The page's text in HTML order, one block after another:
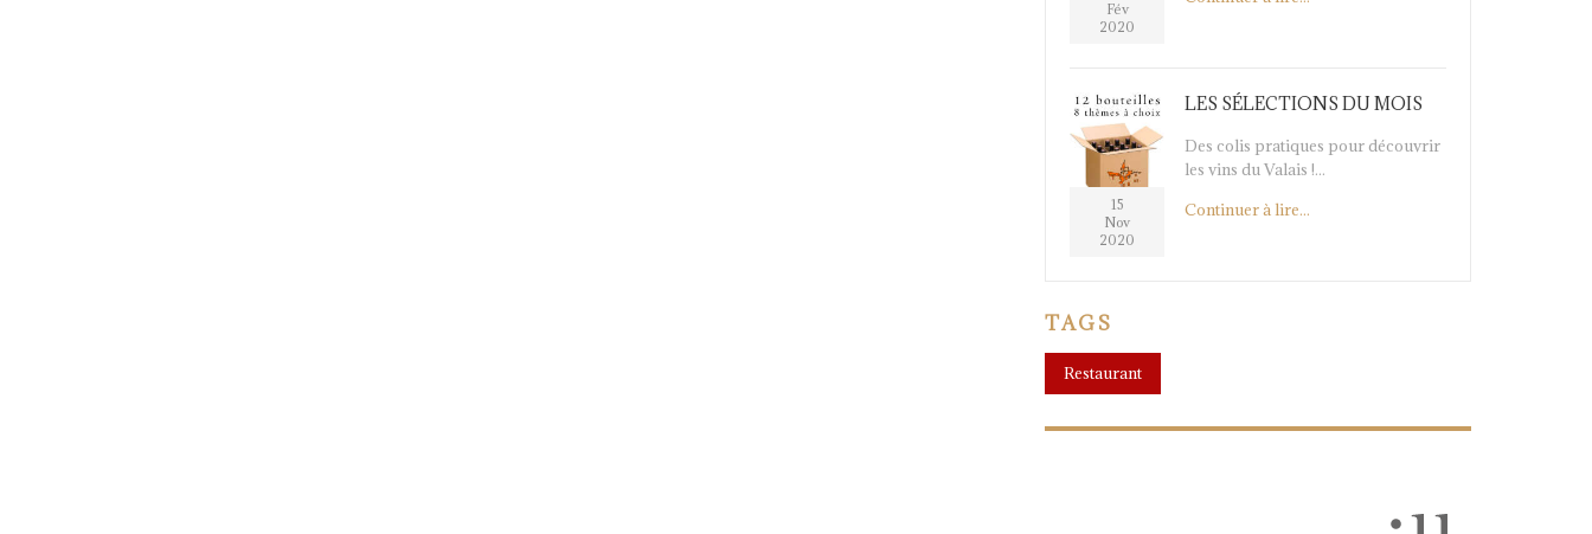
Fév
2020
15
Nov
2020
LES SÉLECTIONS DU MOIS
Des colis pratiques pour découvrir
les vins du Valais !...
Continuer à lire...
TAGS
Restaurant